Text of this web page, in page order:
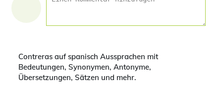
Contreras auf spanisch Aussprachen mit
Bedeutungen, Synonymen, Antonyme,
Übersetzungen, Sätzen und mehr.